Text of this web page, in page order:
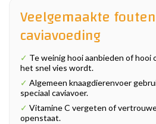
Veelgemaakte
caviavoeding
✓ Te weinig hooi aanbieden of hooi
het snel vies wordt.
✓ Algemeen knaagdierenvoer
speciaal caviavoer.
✓ Vitamine C vergeten of
openstaat.